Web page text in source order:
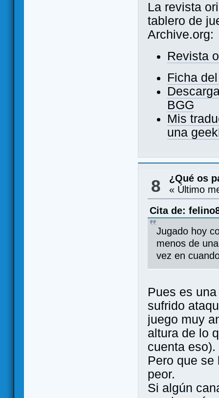
La revista
tablero de
Archive.org:
Revista
Ficha
BGG
Mis
una
8
¿Qué os
« Último
Cita de:
Jugado hoy
menos de
vez en
Pues es
sufrido
juego muy
altura de lo
cuenta eso).
Pero que se
peor.
Si algún